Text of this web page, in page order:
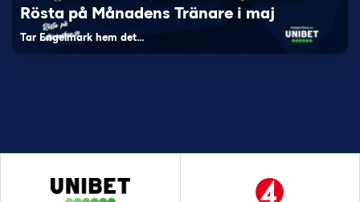
Rösta på Månadens Tränare i maj
Tar Engelmark hem det…